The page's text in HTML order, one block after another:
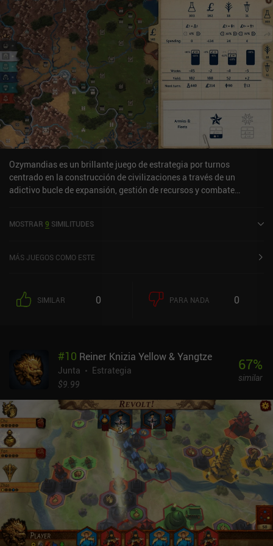
Ozymandias es un brillante juego de estrategia por turnos
centrado en la construcción de civilizaciones a través de un
adictivo bucle de expansión, gestión de recursos y combate
lo hagan las naciones rivales. Todo gira en torno a la gestión de
la expansión, la "Investigación" se gasta para desbloquear
el factor decisivo durante los enfrentamientos fronterizos. Cada
turno comienza con la obtención de ingresos basados en el terreno
El juego presenta algunas mecánicas inteligentes que me han
gustado mucho, como el coste de los alimentos, que aumenta
cuanto más exploramos, y el terreno accidentado, que encarece la
fronteras se tocan, la civilización con mayor Poder incluso
absorbe territorio lentamente a menos que el otro bando
contraataque a tiempo. También hay un árbol tecnológico que
añade otra capa de estrategia, y "cartas de oportunidad" que
ofrecen ventajas condicionales en cada turno, lo que ayuda a
mantener las cosas frescas. Para ganar, debemos completar una
serie de objetivos aleatorios, cada uno de los cuales nos da
coronas. Gana la primera civilización que consiga el número
necesario de coronas. Como los objetivos son dinámicos, estamos
constantemente trabajando en uno mientras perseguimos los
demás. Cada época introduce nuevos mapas, naciones y
MOSTRAR 9 SIMILITUDES
MÁS JUEGOS COMO ESTE
SIMILAR 0 PARA NADA 0
#10 Reiner Knizia Yellow & Yangtze
Junta
Estrategia
$9.99
67%
similar